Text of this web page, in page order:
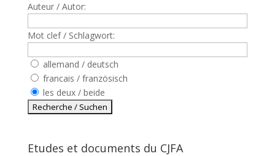
Auteur / Autor:
Mot clef / Schlagwort:
allemand / deutsch
francais / französisch
les deux / beide
Etudes et documents du CJFA